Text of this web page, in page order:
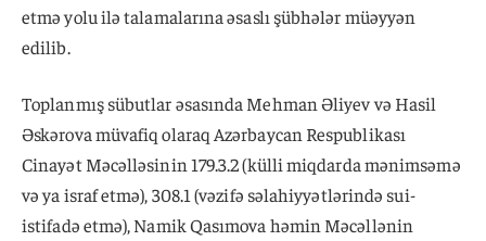
etmə yolu ilə talamalarına əsaslı şübhələr müəyyən
edilib.
Toplanmış sübutlar əsasında Mehman Əliyev və Hasil
Əskərova müvafiq olaraq Azərbaycan Respublikası
Cinayət Məcəlləsinin 179.3.2 (külli miqdarda mənimsəmə
və ya israf etmə), 308.1 (vəzifə səlahiyyətlərində sui-
istifadə etmə), Namik Qasımova həmin Məcəllənin